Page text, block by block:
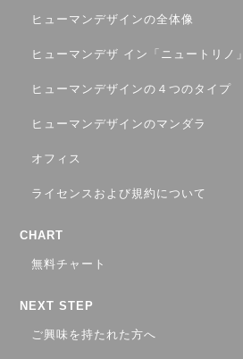
ヒューマンデザインの全体像
ヒューマンデザ イン「ニュートリノ」
ヒューマンデザインの４つのタイプ
ヒューマンデザインのマンダラ
オフィス
ライセンスおよび規約について
CHART
無料チャート
NEXT STEP
ご興味を持たれた方へ